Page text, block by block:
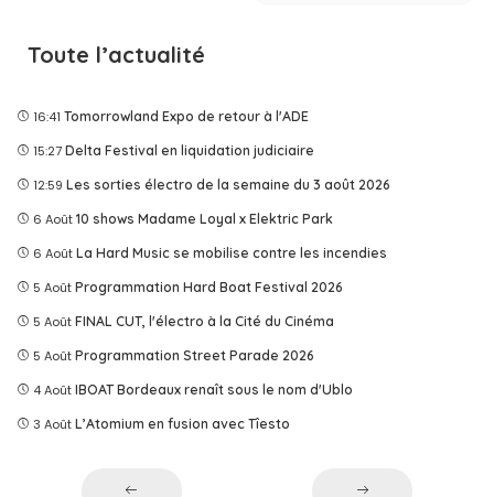
Toute l’actualité
16:41 Tomorrowland Expo de retour à l'ADE
15:27 Delta Festival en liquidation judiciaire
12:59 Les sorties électro de la semaine du 3 août 2026
6 Août 10 shows Madame Loyal x Elektric Park
6 Août La Hard Music se mobilise contre les incendies
5 Août Programmation Hard Boat Festival 2026
5 Août FINAL CUT, l'électro à la Cité du Cinéma
5 Août Programmation Street Parade 2026
4 Août IBOAT Bordeaux renaît sous le nom d'Ublo
3 Août L’Atomium en fusion avec Tîesto